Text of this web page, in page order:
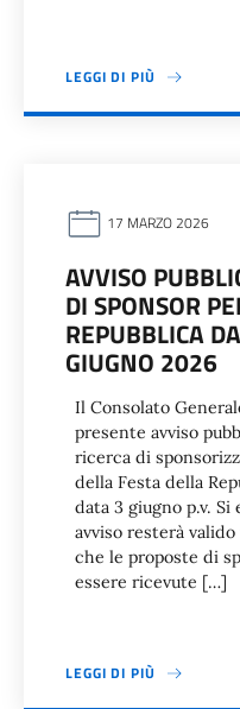
LEGGI DI PIÙ
17 MARZO 2026
AVVISO
DI SPONSOR
REPUBBLICA
GIUGNO 2026
Il Consolato
presente avviso
ricerca di
della Festa della
data 3 giugno p.v.
avviso resterà valido
che le proposte di
essere ricevute […]
LEGGI DI PIÙ